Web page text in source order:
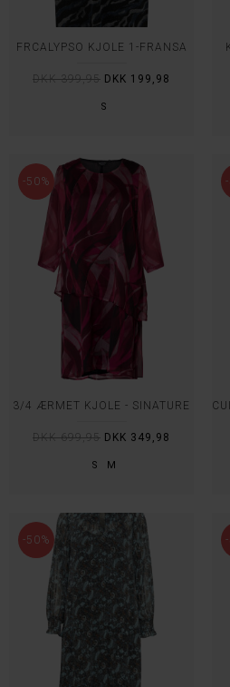
S
FRCALYPSO KJOLE 1-FRANSA
DKK 399,95 DKK 199,98
-50%
S M
3/4 ÆRMET KJOLE - SINATURE
DKK 699,95 DKK 349,98
-50%